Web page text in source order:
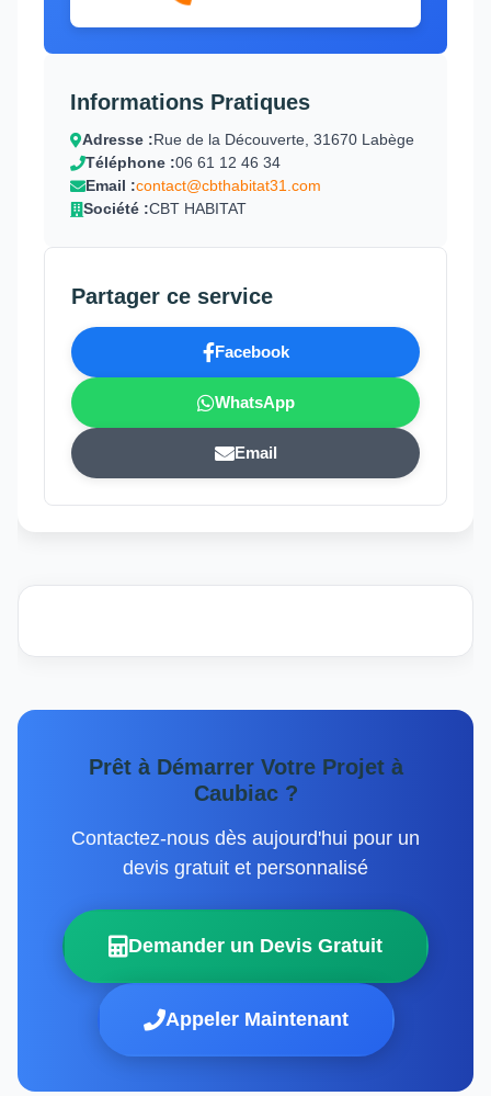
Informations Pratiques
Adresse :Rue de la Découverte, 31670 Labège
Téléphone :06 61 12 46 34
Email :contact@cbthabitat31.com
Société :CBT HABITAT
Partager ce service
Facebook
WhatsApp
Email
Prêt à Démarrer Votre Projet à
Caubiac ?
Contactez-nous dès aujourd'hui pour un
devis gratuit et personnalisé
Demander un Devis Gratuit
Appeler Maintenant